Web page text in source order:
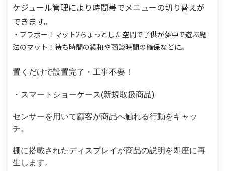
ケジュール管理により時間帯でメニューの切り替えが
できます。
・ブラボー！マット2ちょっとした空間で子供が夢中で遊ぶ魔
法のマット！ 待ち時間の緩和や商談時間の確保などに。
置くだけで設置完了・工事不要！
・スマートショーケース(新規取扱商品)
センサーを用いて顧客が商品へ触れる行動をキャッ
チ。
棚に搭載されたディスプレイが商品の説明を即座に再
生します。